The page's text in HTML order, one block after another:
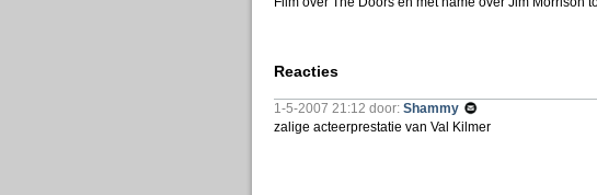
Reacties
1-5-2007 21:12 door: Shammy
zalige acteerprestatie van Val Kilmer